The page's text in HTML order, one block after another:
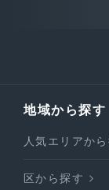
地域から探す
人気エリアか
区から探す